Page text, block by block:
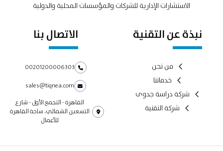
الاستشارات الإدارية للشركات والمؤسسات المحلية والدولية
نبذة عن التقنية
من نحن
خدماتنا
شركة دراسة جدوى
شركة التقنية
الاتصال بنا
00201200006303
sales@tiqnea.com
القاهرة - التجمع الأول - شارع
التسعين الشمالي، ساحة القاهرة
للأعمال